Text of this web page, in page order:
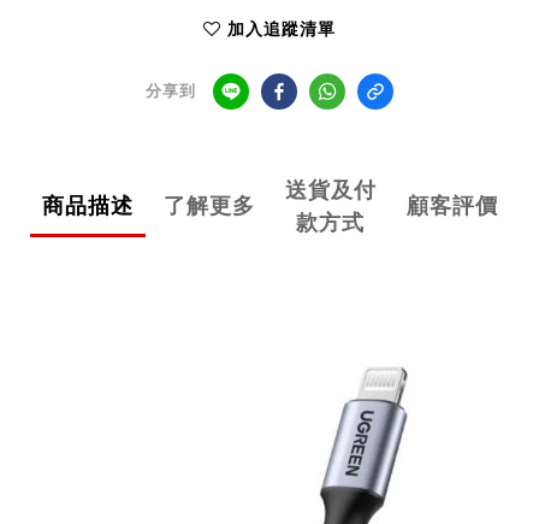
加入追蹤清單
分享到
商品描述 了解更多
送貨及付
款方式
顧客評價